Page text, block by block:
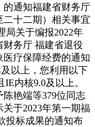
的通知福建省财务厅
二十二期）相关事宜
局关于编报2022年
务厅 福建省退役
医疗保障经费的通知
以上，您利用以下
内核9.0及以上。
艳端等379位同志
于2023年第一期福
投标成果的通知布